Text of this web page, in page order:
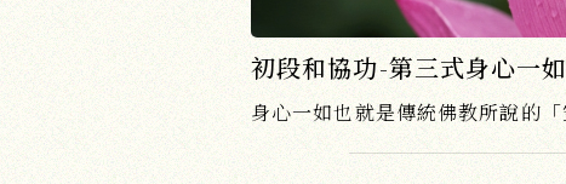
初段和協功-第三式身心一如